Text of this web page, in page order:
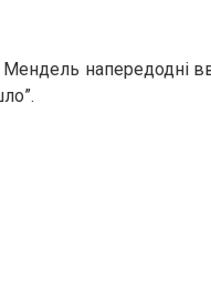
напередодні